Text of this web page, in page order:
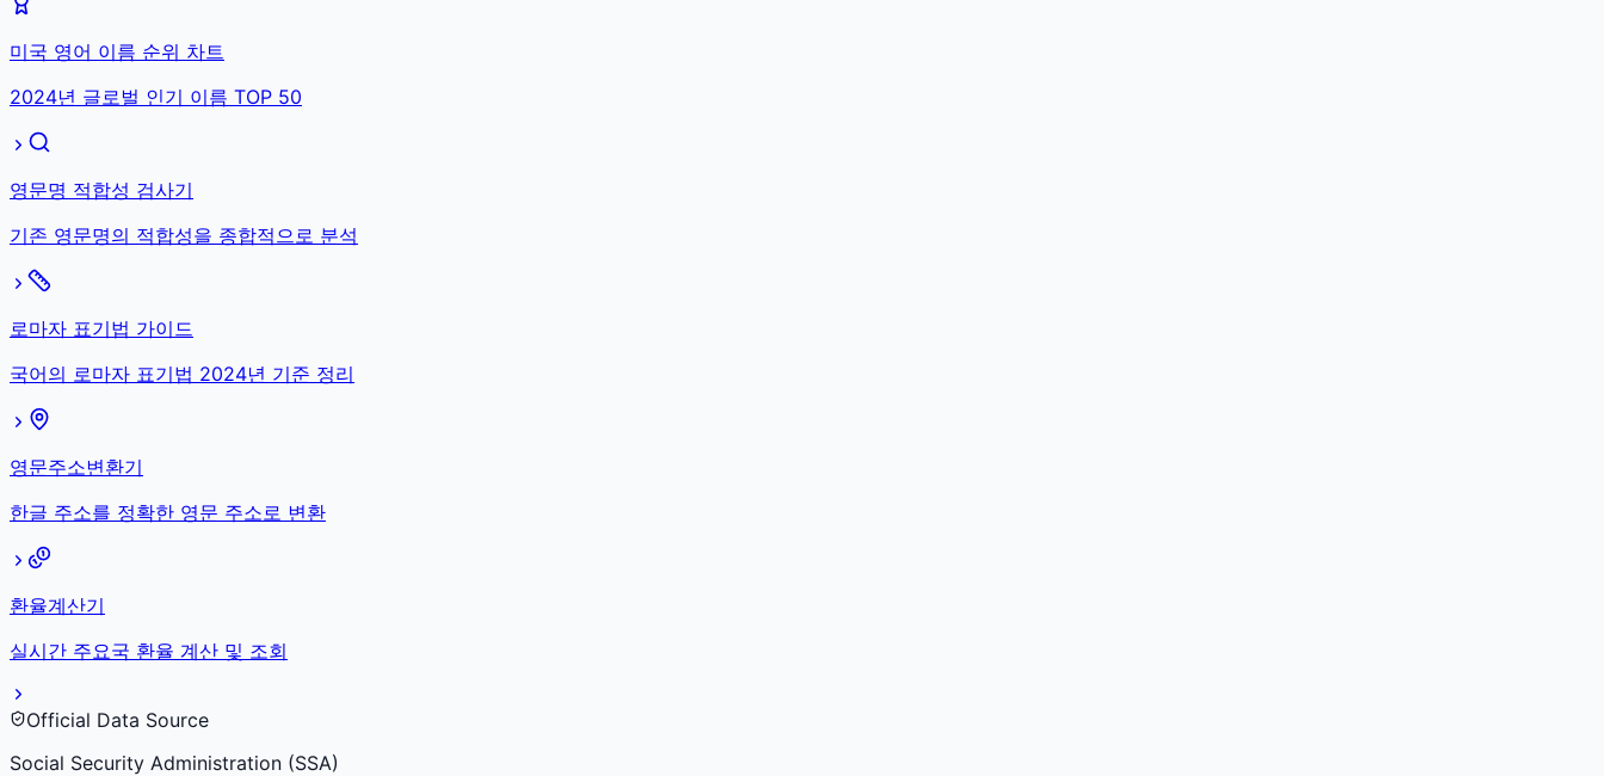
미국 영어 이름 순위 차트
2024년 글로벌 인기 이름 TOP 50
영문명 적합성 검사기
기존 영문명의 적합성을 종합적으로 분석
로마자 표기법 가이드
국어의 로마자 표기법 2024년 기준 정리
영문주소변환기
한글 주소를 정확한 영문 주소로 변환
환율계산기
실시간 주요국 환율 계산 및 조회
Official Data Source
Social Security Administration (SSA)